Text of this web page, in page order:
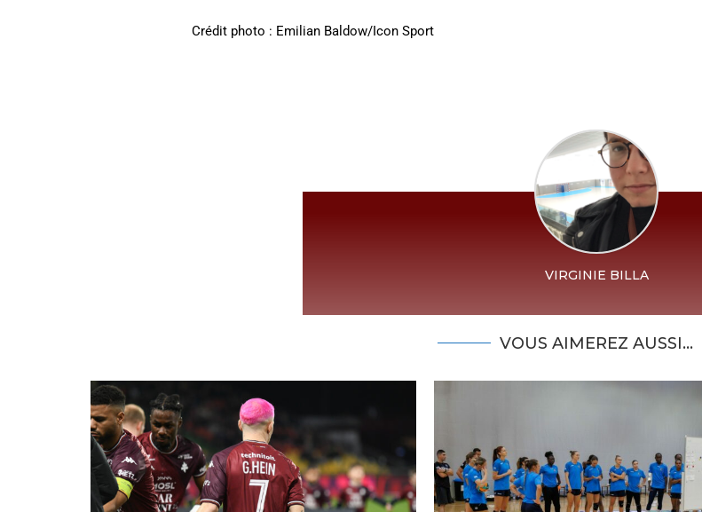
Crédit photo : Emilian Baldow/Icon Sport
VIRGINIE BILLA
VOUS AIMEREZ AUSSI...